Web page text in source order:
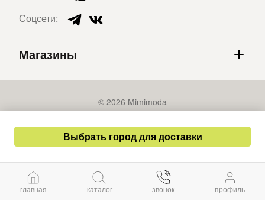
Выбрать город для доставки
Соцсети:
Магазины
© 2026 Mimimoda
Политика конфиденциальности
Публичная оферта
Разработка сайта – СайтКрафт
главная каталог звонок профиль